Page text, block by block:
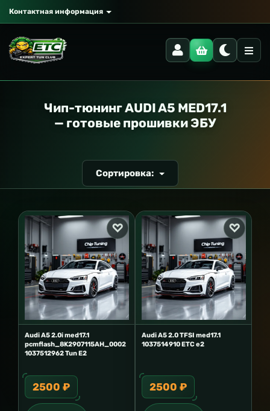
Контактная информация
Чип-тюнинг AUDI A5 MED17.1
— готовые прошивки ЭБУ
Сортировка:
Audi A5 2.0i med17.1
pcmflash_8K2907115AH_0002
1037512962 Tun E2
2500 ₽
Audi A5 2.0 TFSI med17.1
1037514910 ETC e2
2500 ₽